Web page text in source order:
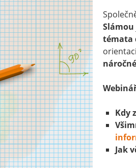
Slámou
témata
Kdy
Jak